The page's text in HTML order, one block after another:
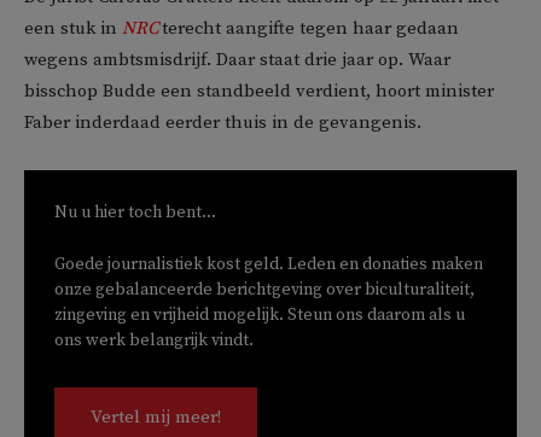
een stuk in NRCterecht aangifte tegen haar gedaan
wegens ambtsmisdrijf. Daar staat drie jaar op. Waar
bisschop Budde een standbeeld verdient, hoort minister
Faber inderdaad eerder thuis in de gevangenis.
Nu u hier toch bent...
Goede journalistiek kost geld. Leden en donaties maken
onze gebalanceerde berichtgeving over biculturaliteit,
zingeving en vrijheid mogelijk. Steun ons daarom als u
ons werk belangrijk vindt.
Vertel mij meer!